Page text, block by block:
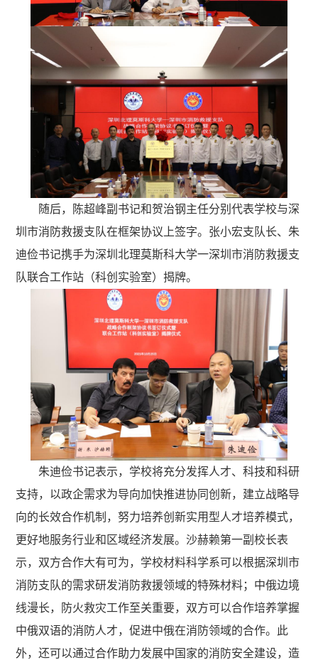
随后，陈超峰副书记和贺治钢主任分别代表学校与深
圳市消防救援支队在框架协议上签字。张小宏支队长、朱
迪俭书记携手为深圳北理莫斯科大学一深圳市消防救援支
队联合工作站（科创实验室）揭牌。
朱迪俭书记表示，学校将充分发挥人才、科技和科研
支持，以政企需求为导向加快推进协同创新，建立战略导
向的长效合作机制，努力培养创新实用型人才培养模式，
更好地服务行业和区域经济发展。沙赫赖第一副校长表
示，双方合作大有可为，学校材料科学系可以根据深圳市
消防支队的需求研发消防救援领域的特殊材料；中俄边境
线漫长，防火救灾工作至关重要，双方可以合作培养掌握
中俄双语的消防人才，促进中俄在消防领域的合作。此
外，还可以通过合作助力发展中国家的消防安全建设，造